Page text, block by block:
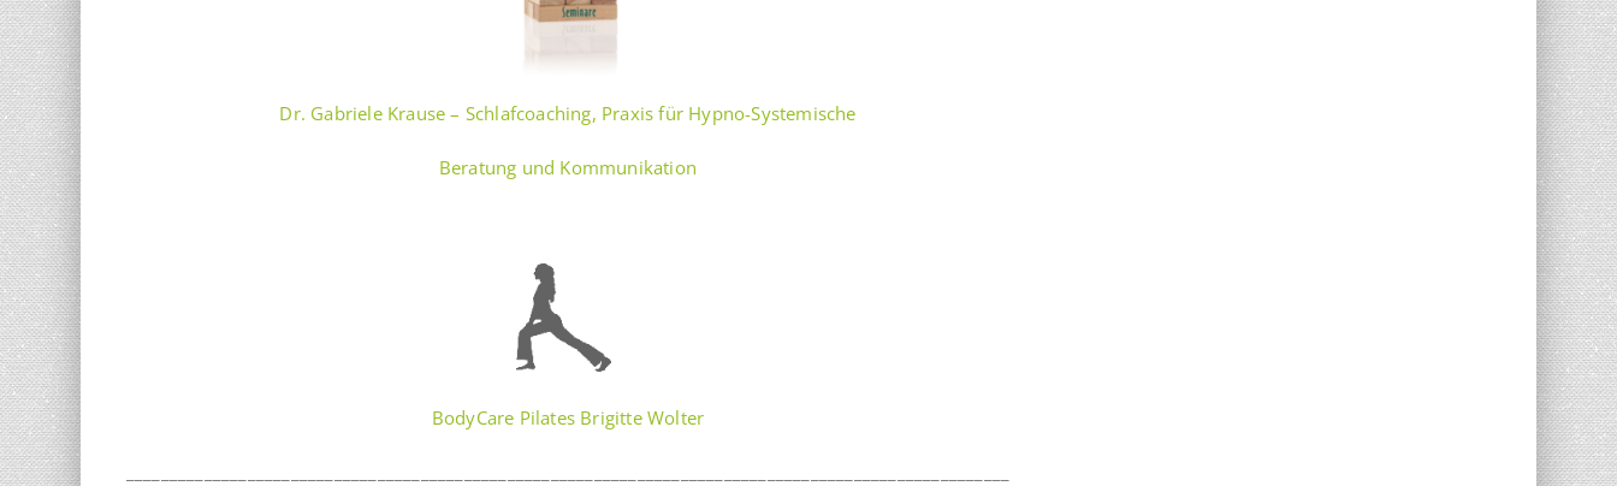
Dr. Gabriele Krause – Schlafcoaching, Praxis für Hypno-Systemische
Beratung und Kommunikation
BodyCare Pilates Brigitte Wolter